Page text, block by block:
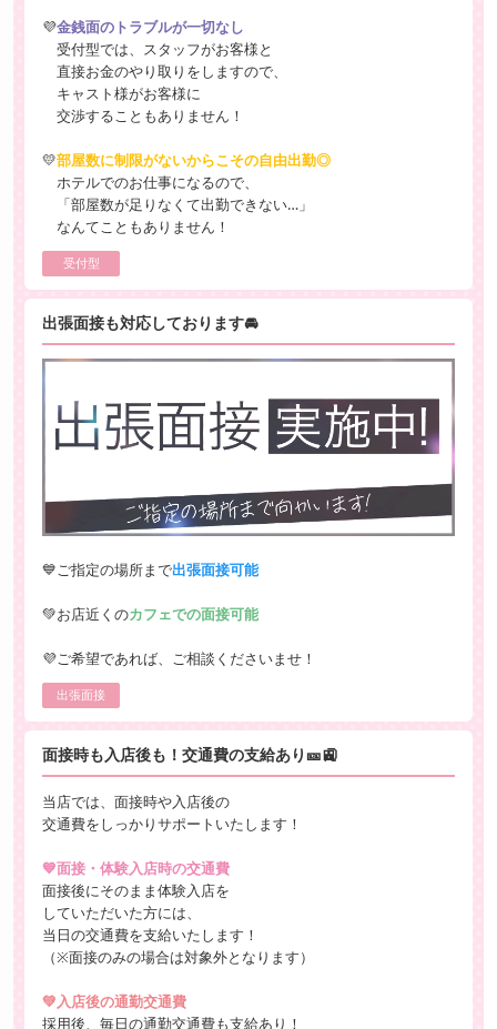
💜金銭面のトラブルが一切なし
受付型では、スタッフがお客様と
直接お金のやり取りをしますので、
キャスト様がお客様に
交渉することもありません！
💛部屋数に制限がないからこその自由出勤◎
ホテルでのお仕事になるので、
「部屋数が足りなくて出勤できない…」
なんてこともありません！
受付型
出張面接も対応しております🚘
💙ご指定の場所まで出張面接可能
💚お店近くのカフェでの面接可能
💜ご希望であれば、ご相談くださいませ！
出張面接
面接時も入店後も！交通費の支給あり🎫🚉
当店では、面接時や入店後の
交通費をしっかりサポートいたします！
💙面接・体験入店時の交通費
面接後にそのまま体験入店を
していただいた方には、
当日の交通費を支給いたします！
（※面接のみの場合は対象外となります）
💚入店後の通勤交通費
採用後、毎日の通勤交通費も支給あり！